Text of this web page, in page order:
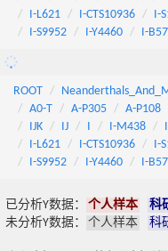
I-L621
I-CTS10936 I-
I-S9952
I-Y4460 I-B57
ROOT
A0-T
A-P305 A-P108
IJK
IJ I I-M438
I-L621
I-CTS10936 I-
I-S9952
I-Y4460 I-B57
已分析Y数据： 个人样本 科
未分析Y数据：
个人样本 科